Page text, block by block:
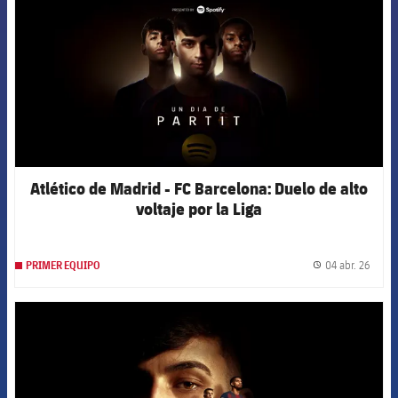
Atlético de Madrid - FC Barcelona: Duelo de alto
voltaje por la Liga
PRIMER EQUIPO 04 abr. 26